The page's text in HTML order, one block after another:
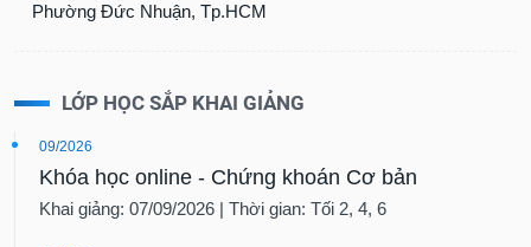
Phường Đức Nhuận, Tp.HCM
LỚP HỌC SẮP KHAI GIẢNG
09/2026
Khóa học online - Chứng khoán Cơ bản
Khai giảng: 07/09/2026 | Thời gian: Tối 2, 4, 6